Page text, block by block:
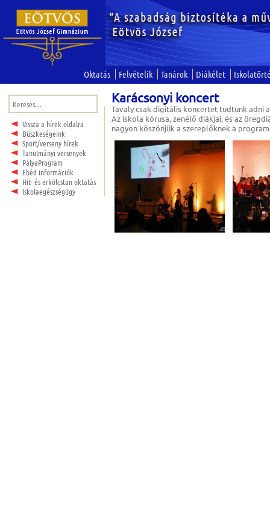
Oktatás Felvételik Tanárok Diákélet
Keresés:
Vissza a hírek oldalra
Büszkeségeink
Sport/verseny hírek
Tanulmányi versenyek
PályaProgram
Ebéd információk
Hit- és erkölcstan oktatás
Iskolaegészségügy
Karácsonyi koncert
Tavaly csak digitális koncertet tudtunk adni
Az iskola kórusa, zenélő diákjai, és az
nagyon köszönjük a szereplőknek a